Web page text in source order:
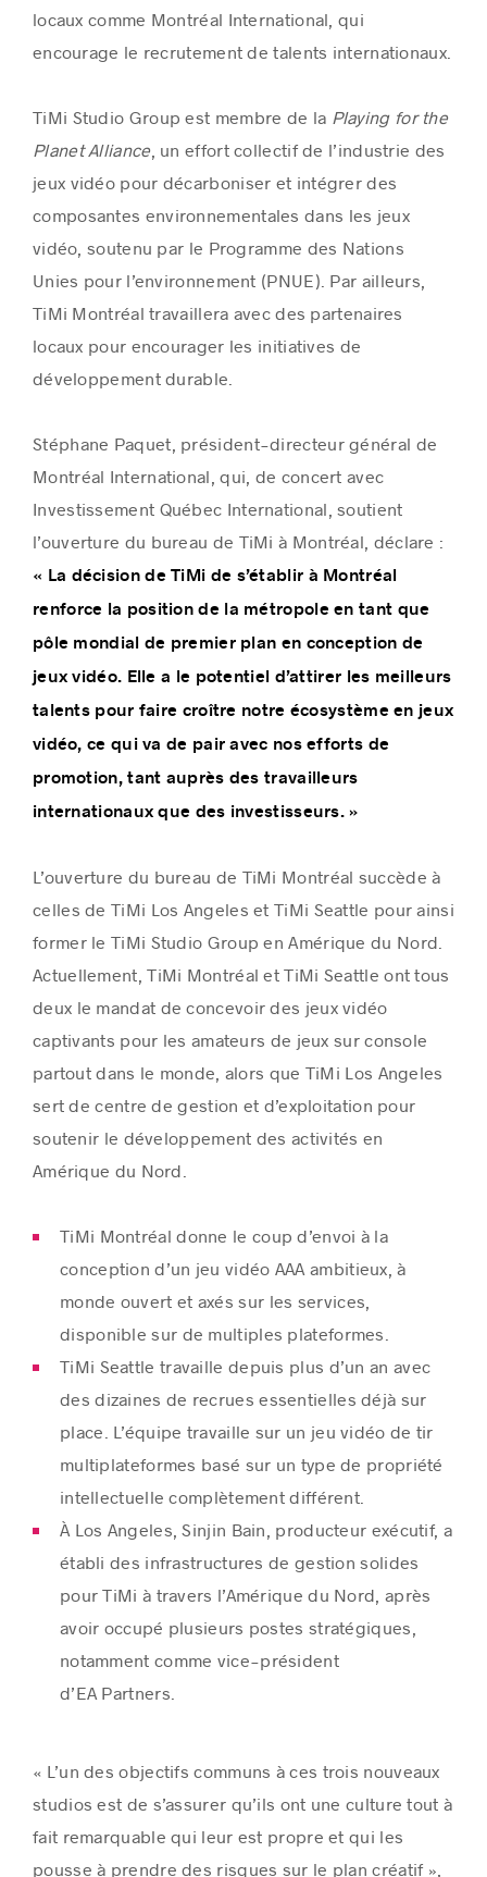
locaux comme Montréal International, qui
encourage le recrutement de talents internationaux.
TiMi Studio Group est membre de la Playing for the
Planet Alliance, un effort collectif de l’industrie des
jeux vidéo pour décarboniser et intégrer des
composantes environnementales dans les jeux
vidéo, soutenu par le Programme des Nations
Unies pour l’environnement (PNUE). Par ailleurs,
TiMi Montréal travaillera avec des partenaires
locaux pour encourager les initiatives de
développement durable.
Stéphane Paquet, président-directeur général de
Montréal International, qui, de concert avec
Investissement Québec International, soutient
l’ouverture du bureau de TiMi à Montréal, déclare :
« La décision de TiMi de s’établir à Montréal
renforce la position de la métropole en tant que
pôle mondial de premier plan en conception de
jeux vidéo. Elle a le potentiel d’attirer les meilleurs
talents pour faire croître notre écosystème en jeux
vidéo, ce qui va de pair avec nos efforts de
promotion, tant auprès des travailleurs
internationaux que des investisseurs. »
L’ouverture du bureau de TiMi Montréal succède à
celles de TiMi Los Angeles et TiMi Seattle pour ainsi
former le TiMi Studio Group en Amérique du Nord.
Actuellement, TiMi Montréal et TiMi Seattle ont tous
deux le mandat de concevoir des jeux vidéo
captivants pour les amateurs de jeux sur console
partout dans le monde, alors que TiMi Los Angeles
sert de centre de gestion et d’exploitation pour
soutenir le développement des activités en
Amérique du Nord.
TiMi Montréal donne le coup d’envoi à la
conception d’un jeu vidéo AAA ambitieux, à
monde ouvert et axés sur les services,
disponible sur de multiples plateformes.
TiMi Seattle travaille depuis plus d’un an avec
des dizaines de recrues essentielles déjà sur
place. L’équipe travaille sur un jeu vidéo de tir
multiplateformes basé sur un type de propriété
intellectuelle complètement différent.
À Los Angeles, Sinjin Bain, producteur exécutif, a
établi des infrastructures de gestion solides
pour TiMi à travers l’Amérique du Nord, après
avoir occupé plusieurs postes stratégiques,
notamment comme vice-président
d’EA Partners.
« L’un des objectifs communs à ces trois nouveaux
studios est de s’assurer qu’ils ont une culture tout à
fait remarquable qui leur est propre et qui les
pousse à prendre des risques sur le plan créatif »,